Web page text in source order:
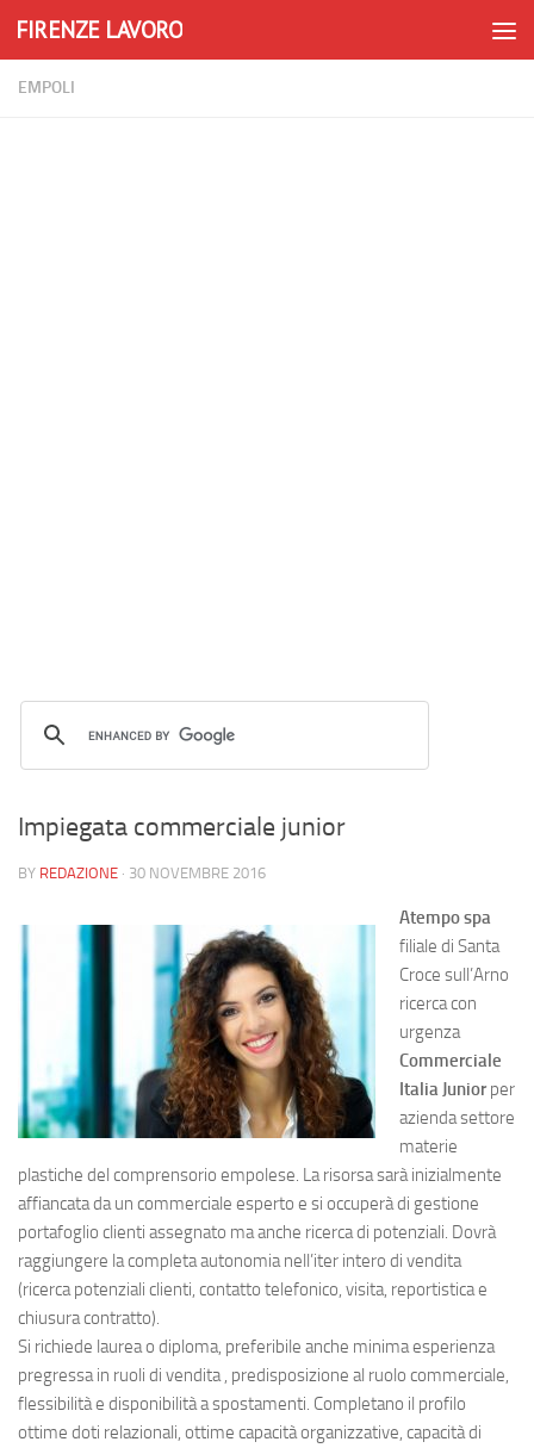
Skip to content
FIRENZE LAVORO
EMPOLI
Impiegata commerciale junior
BY REDAZIONE · 30 NOVEMBRE 2016
Atempo spa
filiale di Santa
Croce sull’Arno
ricerca con
urgenza
Commerciale
Italia Juniorper
azienda settore
materie
plastiche del comprensorio empolese. La risorsa sarà inizialmente
affiancata da un commerciale esperto e si occuperà di gestione
portafoglio clienti assegnato ma anche ricerca di potenziali. Dovrà
raggiungere la completa autonomia nell’iter intero di vendita
(ricerca potenziali clienti, contatto telefonico, visita, reportistica e
chiusura contratto).
Si richiede laurea o diploma, preferibile anche minima esperienza
pregressa in ruoli di vendita , predisposizione al ruolo commerciale,
flessibilità e disponibilità a spostamenti. Completano il profilo
ottime doti relazionali, ottime capacità organizzative, capacità di